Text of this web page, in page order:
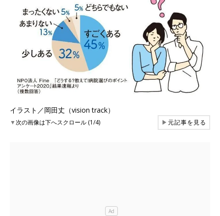
イラスト／岡田丈（vision track）
▼次の画像は下へスクロール (1/4) ▶元記事を見る